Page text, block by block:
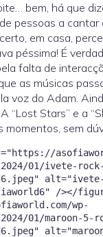
bem, há que
pessoas a cantar
em casa,
péssima! É
falta de
as músicas
voz do Adam.
“Lost Stars” e a
momentos, sem
2024/01/ivete-
/></
wp-
01/maroon-